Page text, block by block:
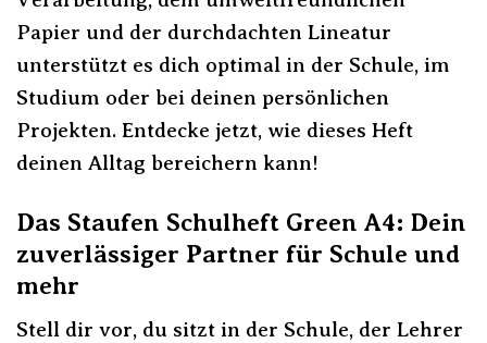
Papier und der durchdachten Lineatur
unterstützt es dich optimal in der Schule, im
Studium oder bei deinen persönlichen
Projekten. Entdecke jetzt, wie dieses Heft
deinen Alltag bereichern kann!
Das Staufen Schulheft Green A4: Dein
zuverlässiger Partner für Schule und
mehr
Stell dir vor, du sitzt in der Schule, der Lehrer